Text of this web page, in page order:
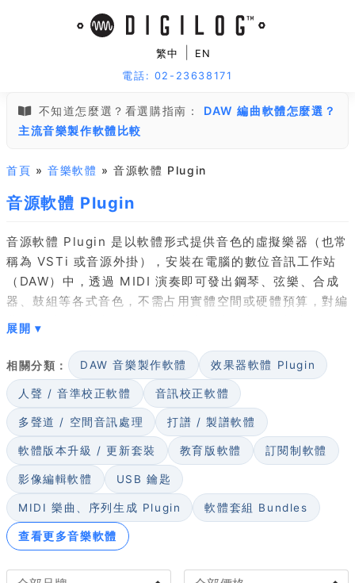
繁中
EN
電話: 02-23638171
不知道怎麼選？看選購指南：
DAW 編曲軟體怎麼選？
主流音樂製作軟體比較
首頁 »音樂軟體 » 音源軟體 Plugin
音源軟體 Plugin
音源軟體 Plugin 是以軟體形式提供音色的虛擬樂器（也常
稱為 VSTi 或音源外掛），安裝在電腦的數位音訊工作站
（DAW）中，透過 MIDI 演奏即可發出鋼琴、弦樂、合成
器、鼓組等各式音色，不需占用實體空間或硬體預算，對編
曲、配樂、錄音與電子音樂製作者是建立音色資料庫最有效
選購時可先確認三件事：與你的 DAW 及作業系統相容（注
意外掛格式如 VST3、AU、AAX 與是否支援 Apple
Silicon）、音色取向是否符合製作風格，以及記憶體與硬
碟空間是否足夠。常見類型分為取樣式與合成式音源。
相關分類： DAW 音樂製作軟體 效果器軟體 Plugin
人聲 / 音準校正軟體 音訊校正軟體
多聲道 / 空間音訊處理 打譜 / 製譜軟體
軟體版本升級 / 更新套裝 教育版軟體 訂閱制軟體
影像編輯軟體 USB 鑰匙
MIDI 樂曲、序列生成 Plugin 軟體套組 Bundles
查看更多音樂軟體